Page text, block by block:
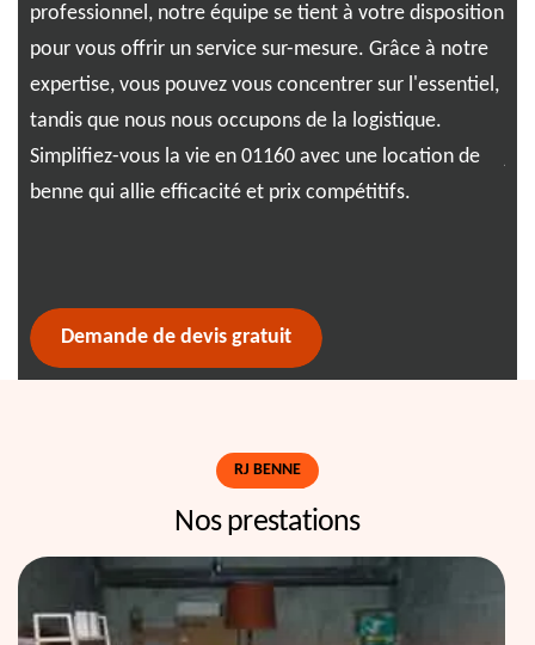
professionnel, notre équipe se tient à votre disposition
pour vous offrir un service sur-mesure. Grâce à notre
expertise, vous pouvez vous concentrer sur l'essentiel,
tandis que nous nous occupons de la logistique.
Simplifiez-vous la vie en 01160 avec une location de
benne qui allie efficacité et prix compétitifs.
Demande de devis gratuit
RJ BENNE
Nos prestations